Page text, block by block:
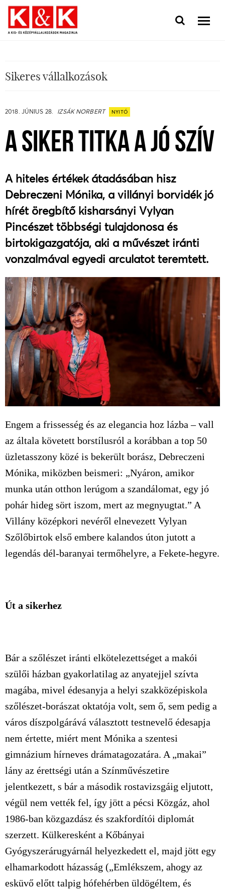
Sikeres vállalkozások
2018. JÚNIUS 28. IZSÁK NORBERT NYITÓ
A SIKER TITKA A JÓ SZÍV
A hiteles értékek átadásában hisz
Debreczeni Mónika, a villányi borvidék jó
hírét öregbítő kisharsányi Vylyan
Pincészet többségi tulajdonosa és
birtokigazgatója, aki a művészet iránti
vonzalmával egyedi arculatot teremtett.
Engem a frissesség és az elegancia hoz lázba – vall
az általa követett borstílusról a korábban a top 50
üzletasszony közé is bekerült borász, Debreczeni
Mónika, miközben beismeri: „Nyáron, amikor
munka után otthon lerúgom a szandálomat, egy jó
pohár hideg sört iszom, mert az megnyugtat.” A
Villány középkori nevéről elnevezett Vylyan
Szőlőbirtok első embere kalandos úton jutott a
legendás dél-baranyai termőhelyre, a Fekete-hegyre.
Út a sikerhez
Bár a szőlészet iránti elkötelezettséget a makói
szülői házban gyakorlatilag az anyatejjel szívta
magába, mivel édesanyja a helyi szakközépiskola
szőlészet-borászat oktatója volt, sem ő, sem pedig a
város díszpolgárává választott testnevelő édesapja
nem értette, miért ment Mónika a szentesi
gimnázium hírneves drámatagozatára. A „makai”
lány az érettségi után a Színművészetire
jelentkezett, s bár a második rostavizsgáig eljutott,
végül nem vették fel, így jött a pécsi Közgáz, ahol
1986-ban közgazdász és szakfordítói diplomát
szerzett. Külkeresként a Kőbányai
Gyógyszerárugyárnál helyezkedett el, majd jött egy
elhamarkodott házasság („Emlékszem, ahogy az
esküvő előtt talpig hófehérben üldögéltem, és